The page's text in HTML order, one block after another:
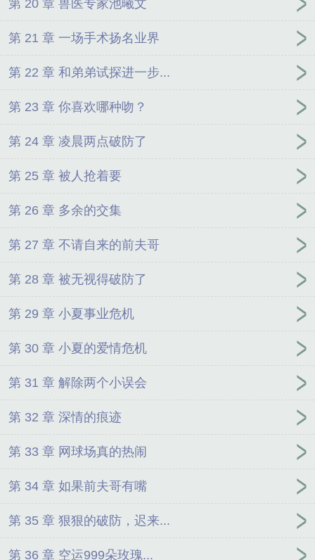
第 20 章 兽医专家池曦文
第 21 章 一场手术扬名业界
第 22 章 和弟弟试探进一步...
第 23 章 你喜欢哪种吻？
第 24 章 凌晨两点破防了
第 25 章 被人抢着要
第 26 章 多余的交集
第 27 章 不请自来的前夫哥
第 28 章 被无视得破防了
第 29 章 小夏事业危机
第 30 章 小夏的爱情危机
第 31 章 解除两个小误会
第 32 章 深情的痕迹
第 33 章 网球场真的热闹
第 34 章 如果前夫哥有嘴
第 35 章 狠狠的破防，迟来...
第 36 章 空运999朵玫瑰...